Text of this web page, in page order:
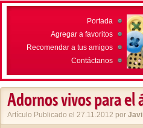
Portada
Agregar a favoritos
Recomendar a tus amigos
Contáctanos
Adornos vivos para el
Artículo Publicado el 27.11.2012 por Javi